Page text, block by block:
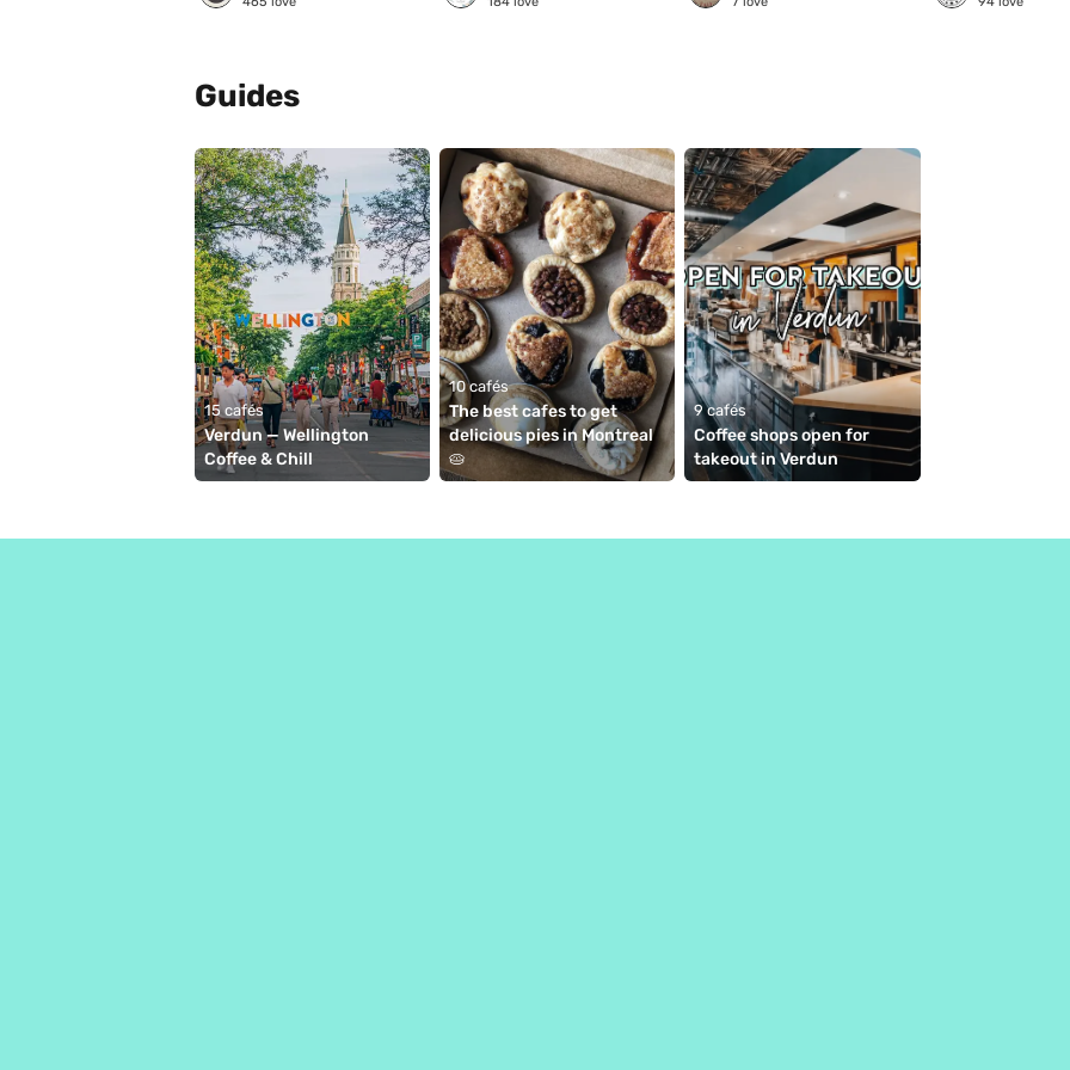
Guides
15 cafés
Verdun — Wellington
Coffee & Chill
10 cafés
The best cafes to get
delicious pies in Montreal
🥧
9 cafés
Coffee shops open for
takeout in Verdun